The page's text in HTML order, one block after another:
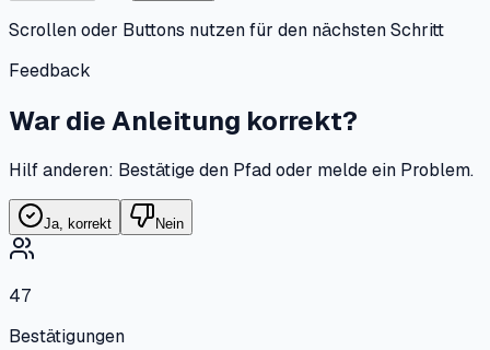
Scrollen oder Buttons nutzen für den nächsten Schritt
Feedback
War die Anleitung korrekt?
Hilf anderen: Bestätige den Pfad oder melde ein Problem.
Ja, korrekt Nein
47
Bestätigungen